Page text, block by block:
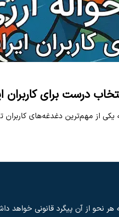
درست برای کاربران
یکی از مهم‌ترین دغدغه‌های
نحو از آن پیگرد قانونی خواهد